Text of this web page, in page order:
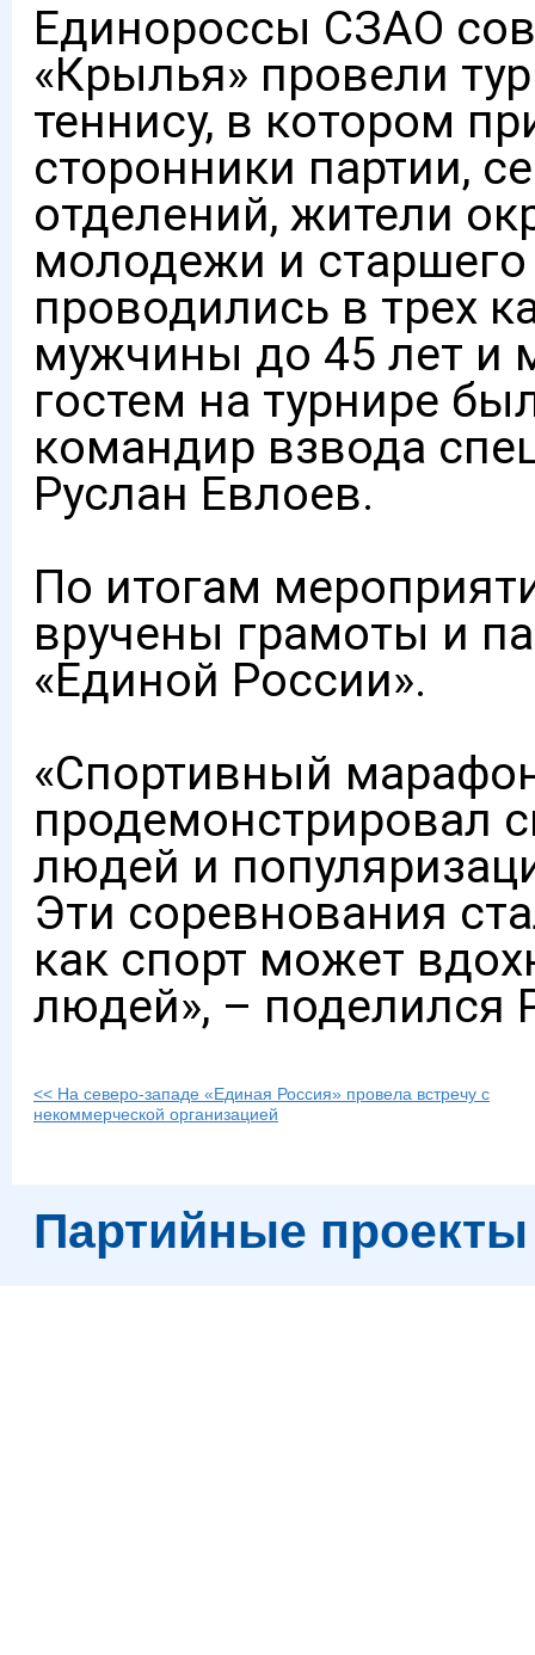
Единороссы СЗАО
«Крылья» провели
теннису, в котором
сторонники партии,
отделений, жители
молодежи и
проводились в трех
мужчины до 45 лет и
гостем на турнире
командир взвода
Руслан Евлоев.
По итогам
вручены грамоты и
«Единой России».
«Спортивный
продемонстрировал
людей и
Эти соревнования
как спорт может
людей», – поделился
<< На северо-западе «Единая Россия» провела встречу с
некоммерческой организацией
Партийные проекты